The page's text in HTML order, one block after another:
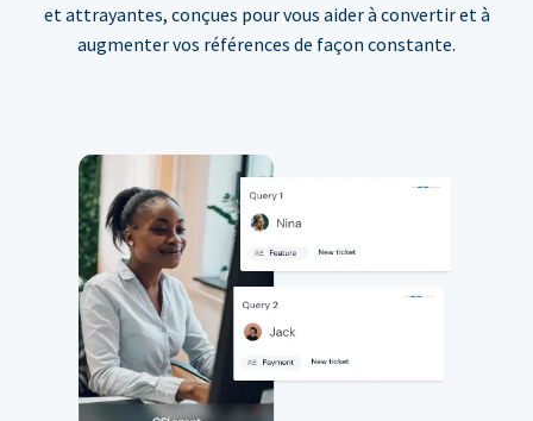
et attrayantes, conçues pour vous aider à convertir et à
augmenter vos références de façon constante.